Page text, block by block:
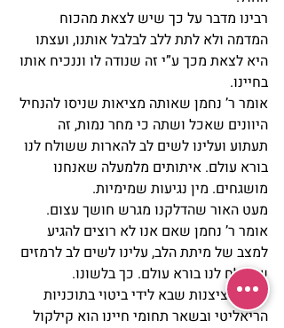
רבינו מדבר על כך שיש לצאת מהכוח
המדמה ולא לתת ללב לבלבל אותנו, ועצתו
היא לצאת מכך ע”י זה שנודה לו וננכיח אותו
בחיינו.
אומר ר’ נחמן שאותה מציאות שניסו להנחיל
היוונים שאכל ושתה כי מחר נמות, זה
תעתוע ועלינו לשים לב להארות ששולח לנו
בורא עולם. איתותים מלמעלה שאנחנו
מושגחים. מין נגיעות שמימיות.
מעט האור שהדלקנו מגרש חושך עצום.
אומר ר’ נחמן שאם אנו לא רוצים להגיע
למצב של מיתת הלב, עלינו לשים לב לרמזים
ששולח לנו בורא עולם. כך בלשונו.
יצר המציצנות שבא לידי ביטוי בתוכניות
הריאליטי ובשאר תחומי חיינו הוא קילקול